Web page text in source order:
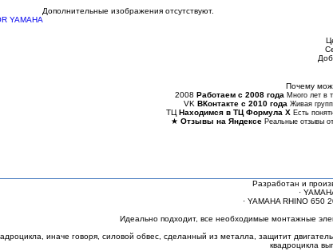
Дополнительные изображения отсутствуют.
Почему
2008 Работаем с 2008 года Много лет в
VK ВКонтакте с 2010 года Живая
ТЦ Находимся в ТЦ Формула Х Есть
★ Отзывы на Яндексе Реальные отзывы
Разработан и
·
· YAMAHA RHINO 650
Идеально подходит, все необходимые монтажные
иначе говоря, силовой обвес, сделанный из металла, защитит
квадроцикла